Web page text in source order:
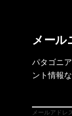
メール
パタゴニ
ント情報
メールアドレ